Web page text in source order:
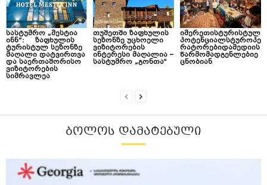
სასტუმრო „მესტია
ინნ“: ზაფხულის
ტურისტულ სეზონზე
მაღალი დატვირთვა
და საერთაშორისო
ვიზიტორების
სიმრავლეა
თუშეთში ზაფხულის
სეზონზე უცხოელი
ვიზიტორების
ინტერესი მაღალია –
სასტუმრო „გონთა“
იმერეთისტურისტულ
პოტენციალსტუროპე
რატორებიდამედიის
წარმომადგენლებიე
ცნობიან
ᲑᲝᲚᲝᲡ ᲓᲐᲛᲐᲢᲔᲑᲣᲚᲘ